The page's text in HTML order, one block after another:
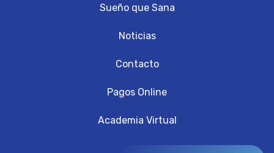
Sueño que Sana
Noticias
Contacto
Pagos Online
Academia Virtual